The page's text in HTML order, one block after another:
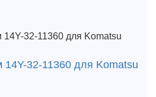
32-11360 для Komatsu